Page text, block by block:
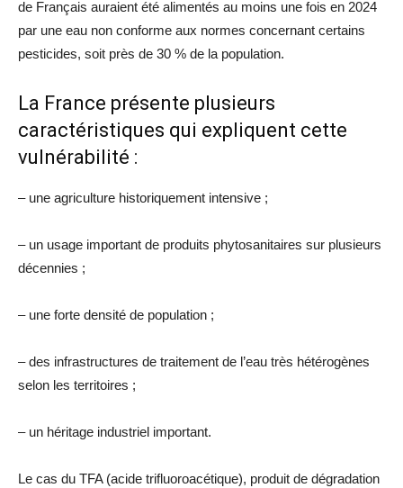
de Français auraient été alimentés au moins une fois en 2024
par une eau non conforme aux normes concernant certains
pesticides, soit près de 30 % de la population.
La France présente plusieurs
caractéristiques qui expliquent cette
vulnérabilité :
– une agriculture historiquement intensive ;
– un usage important de produits phytosanitaires sur plusieurs
décennies ;
– une forte densité de population ;
– des infrastructures de traitement de l’eau très hétérogènes
selon les territoires ;
– un héritage industriel important.
Le cas du TFA (acide trifluoroacétique), produit de dégradation